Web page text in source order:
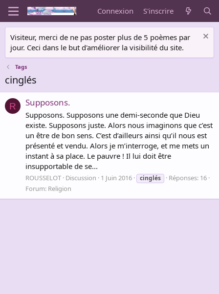
Connexion S'inscrire
Visiteur, merci de ne pas poster plus de 5 poèmes par
jour. Ceci dans le but d'améliorer la visibilité du site.
Tags
cinglés
R Supposons.
Supposons. Supposons une demi-seconde que Dieu
existe. Supposons juste. Alors nous imaginons que c’est
un être de bon sens. C’est d’ailleurs ainsi qu’il nous est
présenté et vendu. Alors je m’interroge, et me mets un
instant à sa place. Le pauvre ! Il lui doit être
insupportable de se...
ROUSSELOT Discussion 1 Juin 2016 cinglés
Réponses: 16
Forum: Religion